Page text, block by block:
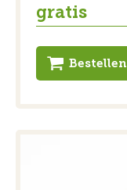
gratis
Bestellen